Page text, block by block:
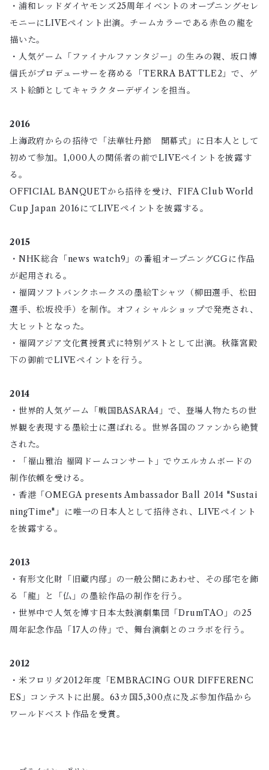
・浦和レッドダイヤモンズ25周年イベントのオープニングセレ
モニーにLIVEペイント出演。チームカラーである赤色の龍を
描いた。
・人気ゲーム「ファイナルファンタジー」の生みの親、坂口博
信氏がプロデューサーを務める「TERRA BATTLE2」で、ゲ
スト絵師としてキャラクターデザインを担当。
2016
上海政府からの招待で「法華牡丹節 開幕式」に日本人として
初めて参加。1,000人の関係者の前でLIVEペイントを披露す
る。
OFFICIAL BANQUETから招待を受け、FIFA Club World
Cup Japan 2016にてLIVEペイントを披露する。
2015
・NHK総合「news watch9」の番組オープニングCGに作品
が起用される。
・福岡ソフトバンクホークスの墨絵Tシャツ（柳田選手、松田
選手、松坂投手）を制作。オフィシャルショップで発売され、
大ヒットとなった。
・福岡アジア文化賞授賞式に特別ゲストとして出演。秋篠宮殿
下の御前でLIVEペイントを行う。
2014
・世界的人気ゲーム「戦国BASARA4」で、登場人物たちの世
界観を表現する墨絵士に選ばれる。世界各国のファンから絶賛
された。
・「福山雅治 福岡ドームコンサート」でウエルカムボードの
制作依頼を受ける。
・香港「OMEGA presents Ambassador Ball 2014 "Sustai
ningTime"」に唯一の日本人として招待され、LIVEペイント
を披露する。
2013
・有形文化財「旧蔵内邸」の一般公開にあわせ、その邸宅を飾
る「龍」と「仏」の墨絵作品の制作を行う。
・世界中で人気を博す日本太鼓演劇集団「DrumTAO」の25
周年記念作品「17人の侍」で、舞台演劇とのコラボを行う。
2012
・米フロリダ2012年度「EMBRACING OUR DIFFERENC
ES」コンテストに出展。63カ国5,300点に及ぶ参加作品から
ワールドベスト作品を受賞。